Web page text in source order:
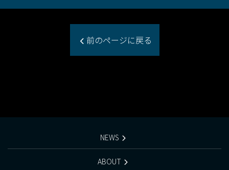
前のページに戻る
NEWS
ABOUT